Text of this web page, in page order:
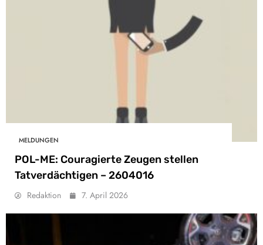
MELDUNGEN
POL-ME: Couragierte Zeugen stellen
Tatverdächtigen – 2604016
Redaktion 7. April 2026